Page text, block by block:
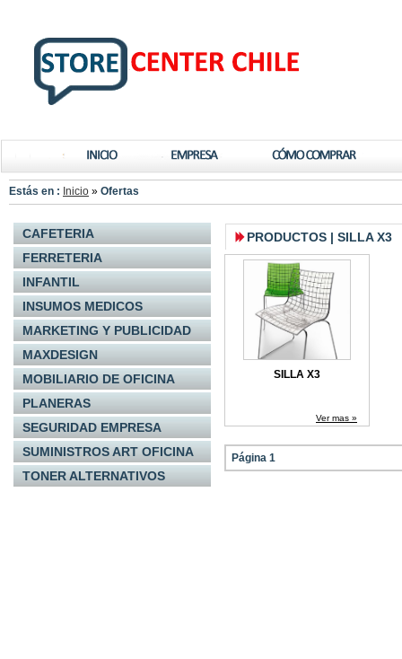
Estás en : Inicio » Ofertas
CAFETERIA
FERRETERIA
INFANTIL
INSUMOS MEDICOS
MARKETING Y PUBLICIDAD
MAXDESIGN
MOBILIARIO DE OFICINA
PLANERAS
SEGURIDAD EMPRESA
SUMINISTROS ART OFICINA
TONER ALTERNATIVOS
PRODUCTOS | SILLA X3
SILLA X3
Ver mas »
Página 1